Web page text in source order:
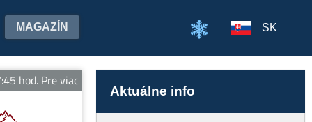
MAGAZÍN SK
Pre viac informácií sledujte vt.sk
Aktuálne info